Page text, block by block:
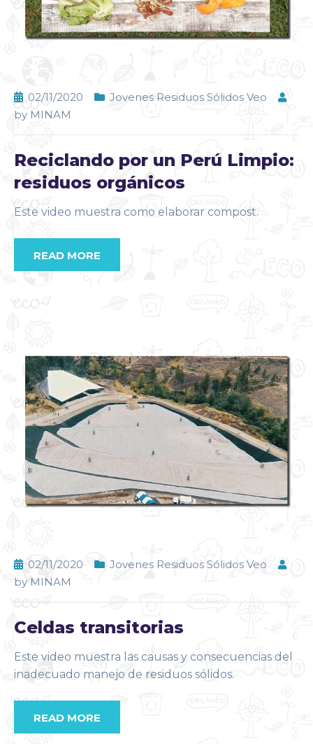
02/11/2020
Jovenes Residuos Sólidos Veo
by MINAM
Reciclando por un Perú Limpio:
residuos orgánicos
Este video muestra como elaborar compost.
READ MORE
02/11/2020
Jovenes Residuos Sólidos Veo
by MINAM
Celdas transitorias
Este video muestra las causas y consecuencias del
inadecuado manejo de residuos sólidos.
READ MORE